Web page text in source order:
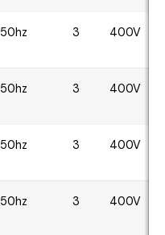
50hz 3 400V
50hz 3 400V
50hz 3 400V
50hz 3 400V